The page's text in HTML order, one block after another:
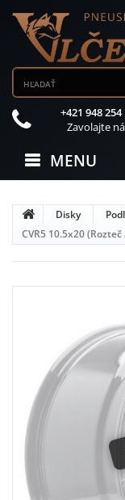
+421 948 254
Zavolajte
MENU
Disky
CVR5 10.5x20